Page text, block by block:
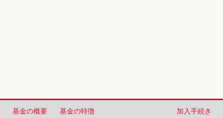
基金の概要 基金の特徴 加入手続き